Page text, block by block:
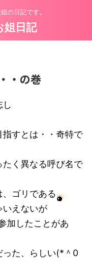
の日記です。
姐日記
・の巻
すとは・・奇特で
く異なる呼び名で
ゴリである
いえないが
加したことがあ
った、らしい(*＾0